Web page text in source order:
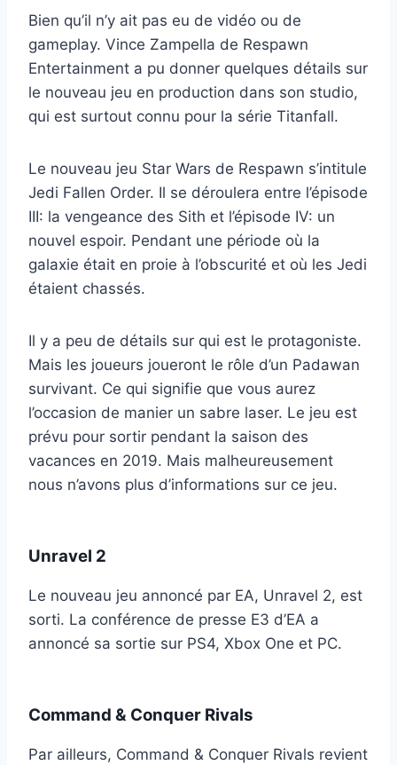
Bien qu’il n’y ait pas eu de vidéo ou de
gameplay. Vince Zampella de Respawn
Entertainment a pu donner quelques détails sur
le nouveau jeu en production dans son studio,
qui est surtout connu pour la série Titanfall.
Le nouveau jeu Star Wars de Respawn s’intitule
Jedi Fallen Order. Il se déroulera entre l’épisode
III: la vengeance des Sith et l’épisode IV: un
nouvel espoir. Pendant une période où la
galaxie était en proie à l’obscurité et où les Jedi
étaient chassés.
Il y a peu de détails sur qui est le protagoniste.
Mais les joueurs joueront le rôle d’un Padawan
survivant. Ce qui signifie que vous aurez
l’occasion de manier un sabre laser. Le jeu est
prévu pour sortir pendant la saison des
vacances en 2019. Mais malheureusement
nous n’avons plus d’informations sur ce jeu.
Unravel 2
Le nouveau jeu annoncé par EA, Unravel 2, est
sorti. La conférence de presse E3 d’EA a
annoncé sa sortie sur PS4, Xbox One et PC.
Command & Conquer Rivals
Par ailleurs, Command & Conquer Rivals revient